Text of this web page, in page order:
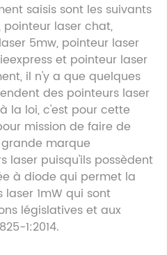
saisis sont les suivants
laser chat,
5mw, pointeur laser
et pointeur laser
il n'y a que quelques
des pointeurs laser
la loi, c'est pour cette
mission de faire de
marque
laser puisqu'ils possèdent
à diode qui permet la
1mW qui sont
législatives et aux
1:2014.